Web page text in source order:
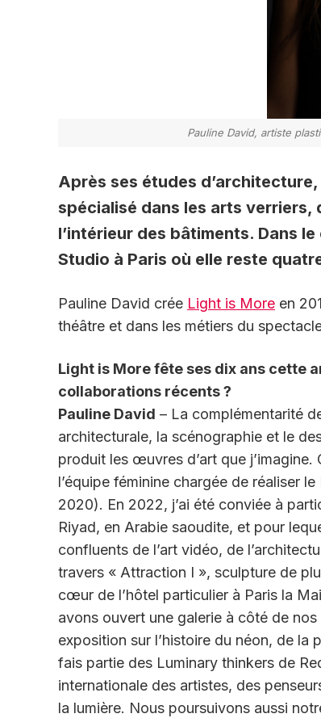
Pauline David, artiste
Après ses études
spécialisé dans les arts
l’intérieur des bâtiments. Dans
Studio à Paris où elle reste
Pauline David crée Light is More en
théâtre et dans les métiers du
Light is More fête ses dix ans cette
collaborations récents ?
Pauline David – La complémentarité
architecturale, la scénographie et le
produit les œuvres d’art que j’imagine.
l’équipe féminine chargée de réaliser
2020). En 2022, j’ai été conviée à
Riyad, en Arabie saoudite, et pour
confluents de l’art vidéo, de
travers « Attraction I », sculpture de
cœur de l’hôtel particulier à Paris la
avons ouvert une galerie à côté de
exposition sur l’histoire du néon, de
fais partie des Luminary thinkers de
internationale des artistes, des
la lumière. Nous poursuivons aussi